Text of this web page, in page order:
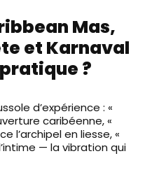
Mas,
et Karnaval
?
d’expérience : «
caribéenne, «
l’archipel en liesse, «
— la vibration qui